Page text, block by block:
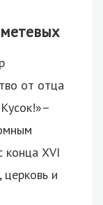
от отца
конца XVI
церковь и